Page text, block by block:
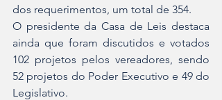
dos requerimentos, um total de 354.
O presidente da Casa de Leis destaca
ainda que foram discutidos e votados
102 projetos pelos vereadores, sendo
52 projetos do Poder Executivo e 49 do
Legislativo.